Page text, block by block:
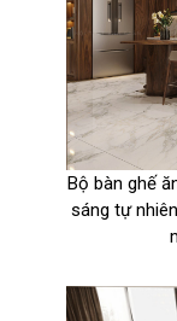
Bộ bàn ghế
sáng tự